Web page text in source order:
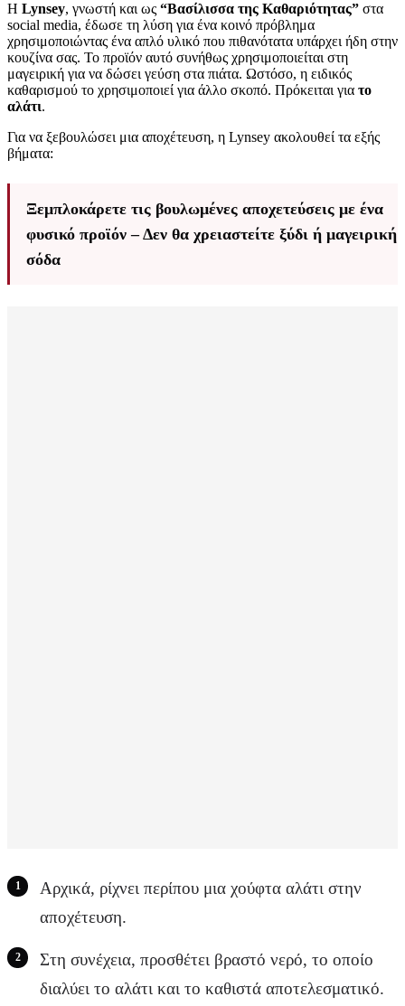
Η Lynsey, γνωστή και ως “Βασίλισσα της Καθαριότητας” στα
social media, έδωσε τη λύση για ένα κοινό πρόβλημα
χρησιμοποιώντας ένα απλό υλικό που πιθανότατα υπάρχει ήδη στην
κουζίνα σας. Το προϊόν αυτό συνήθως χρησιμοποιείται στη
μαγειρική για να δώσει γεύση στα πιάτα. Ωστόσο, η ειδικός
καθαρισμού το χρησιμοποιεί για άλλο σκοπό. Πρόκειται για το
αλάτι.
Για να ξεβουλώσει μια αποχέτευση, η Lynsey ακολουθεί τα εξής
βήματα:
Ξεμπλοκάρετε τις βουλωμένες αποχετεύσεις με ένα
φυσικό προϊόν – Δεν θα χρειαστείτε ξύδι ή μαγειρική
σόδα
Αρχικά, ρίχνει περίπου μια χούφτα αλάτι στην
αποχέτευση.
Στη συνέχεια, προσθέτει βραστό νερό, το οποίο
διαλύει το αλάτι και το καθιστά αποτελεσματικό.